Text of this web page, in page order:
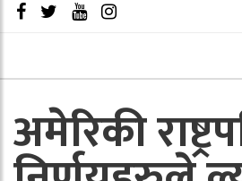
अमेरिकी